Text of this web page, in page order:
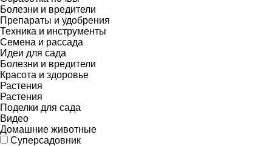
Болезни и вредители
Препараты и удобрения
Техника и инструменты
Семена и рассада
Идеи для сада
Болезни и вредители
Красота и здоровье
Растения
Растения
Поделки для сада
Видео
Домашние животные
Суперсадовник